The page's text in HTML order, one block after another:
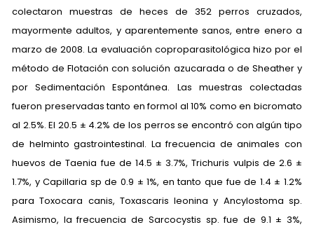
colectaron muestras de heces de 352 perros cruzados,
mayormente adultos, y aparentemente sanos, entre enero a
marzo de 2008. La evaluación coproparasitológica hizo por el
método de Flotación con solución azucarada o de Sheather y
por Sedimentación Espontánea. Las muestras colectadas
fueron preservadas tanto en formol al 10% como en bicromato
al 2.5%. El 20.5 ± 4.2% de los perros se encontró con algún tipo
de helminto gastrointestinal. La frecuencia de animales con
huevos de Taenia fue de 14.5 ± 3.7%, Trichuris vulpis de 2.6 ±
1.7%, y Capillaria sp de 0.9 ± 1%, en tanto que fue de 1.4 ± 1.2%
para Toxocara canis, Toxascaris leonina y Ancylostoma sp.
Asimismo, la frecuencia de Sarcocystis sp. fue de 9.1 ± 3%,